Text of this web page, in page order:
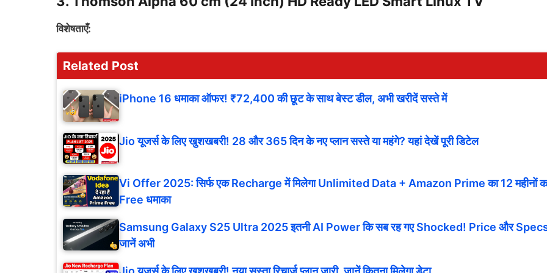
विशेषताएँ:
Related Post
iPhone 16 धमाका ऑफर! ₹72,400 की छूट के साथ बेस्ट डील, अभी खरीदें सस्ते में
Jio यूजर्स के लिए खुशखबरी! 28 और 365 दिन के नए प्लान सस्ते या महंगे? यहां देखें पूरी डिटेल
Vi Offer 2025: सिर्फ एक Recharge में मिलेगा Unlimited Data + Amazon Prime का 12 महीनों
Free धमाका
Samsung Galaxy S25 Ultra 2025 इतनी AI Power कि सब रह गए Shocked! Price और
जानें अभी